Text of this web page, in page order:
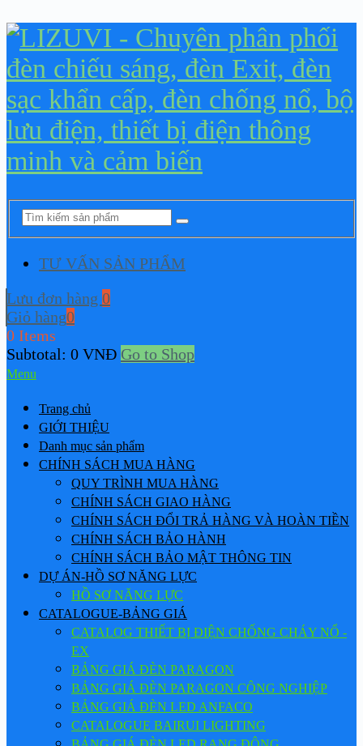
TƯ VẤN SẢN PHẨM
Lưu đơn hàng 0
Giỏ hàng0
0 Items
Subtotal: 0 VNĐ Go to Shop
Menu
Trang chủ
GIỚI THIỆU
Danh mục sản phẩm
CHÍNH SÁCH MUA HÀNG
QUY TRÌNH MUA HÀNG
CHÍNH SÁCH GIAO HÀNG
CHÍNH SÁCH ĐỔI TRẢ HÀNG VÀ HOÀN TIỀN
CHÍNH SÁCH BẢO HÀNH
CHÍNH SÁCH BẢO MẬT THÔNG TIN
DỰ ÁN-HỒ SƠ NĂNG LỰC
HỒ SƠ NĂNG LỰC
CATALOGUE-BẢNG GIÁ
CATALOG THIẾT BỊ ĐIỆN CHỐNG CHÁY NỔ -
EX
BẢNG GIÁ ĐÈN PARAGON
BẢNG GIÁ ĐÈN PARAGON CÔNG NGHIỆP
BẢNG GIÁ ĐÈN LED ANFACO
CATALOGUE BAIRUI LIGHTING